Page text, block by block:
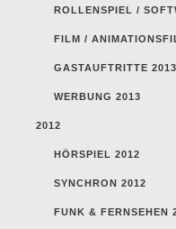
ROLLENSPIEL /
FILM /
GASTAUFTRITTE 2013
WERBUNG 2013
2012
HÖRSPIEL 2012
SYNCHRON 2012
FUNK & FERNSEHEN